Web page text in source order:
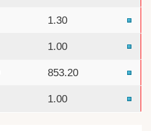
1.30
1.00
853.20
1.00